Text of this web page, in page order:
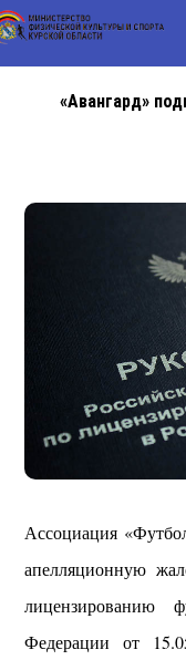
«Авангард»
Ассоциация
апелляционную
лицензированию
Федерации от